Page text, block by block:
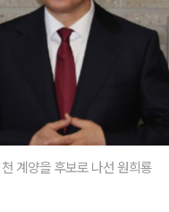
계양을 후보로 나선 원희룡